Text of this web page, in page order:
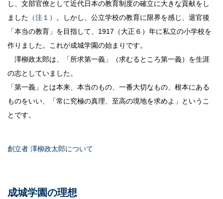
し、文部官僚として近代日本の教育制度の確立に大きな貢献をし
ました （注１）
。しかし、公立学校の教育に限界を感じ、退官後
「本当の教育」を目指して、1917（大正６）年に私立の小学校を
作りました。これが成城学園の始まりです。
澤柳政太郎は、「所求第一義」（求むるところ第一義）を生涯
の志としていました。
「第一義」とは本来、本当のもの、一番大切なもの、根本にある
ものをいい、「常に究極の真理、至高の境地を求めよ」というこ
とです。
創立者 澤柳政太郎について
成城学園の理想